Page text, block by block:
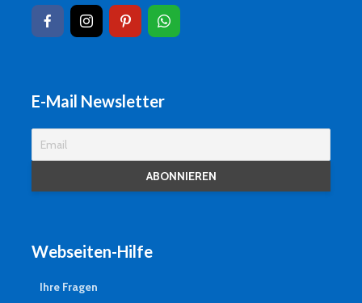
E-Mail Newsletter
Webseiten-Hilfe
Ihre Fragen